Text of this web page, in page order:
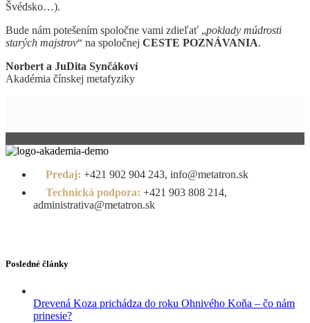
Švédsko…).
Bude nám potešením spoločne vami zdieľať „poklady múdrosti
starých majstrov“ na spoločnej CESTE POZNÁVANIA.
Norbert a JuDita Synčákoví
Akadémia čínskej metafyziky
Predaj: +421 902 904 243, info@metatron.sk
Technická podpora: +421 903 808 214,
administrativa@metatron.sk
Posledné články
Drevená Koza prichádza do roku Ohnivého Koňa – čo nám
prinesie?